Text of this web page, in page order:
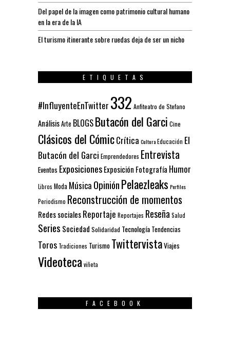
Del papel de la imagen como patrimonio cultural humano
en la era de la IA
El turismo itinerante sobre ruedas deja de ser un nicho
ETIQUETAS
#InfluyenteEnTwitter 332 Anfiteatro de Stefano
AnálisisArte BLOGSButacón del Garci Cine
Clásicos del CómicCrítica CulturaEducación El
Butacón del Garci Emprendedores Entrevista
Eventos ExposicionesExposición Fotografía Humor
Libros Moda Música OpiniónPelaezleaks Perfiles
Periodismo Reconstrucción de momentos
Redes socialesReportaje Reportajes ReseñaSalud
Series Sociedad Solidaridad Tecnología Tendencias
Toros Tradiciones Turismo TwittervistaViajes
Videotecaviñeta
FACEBOOK